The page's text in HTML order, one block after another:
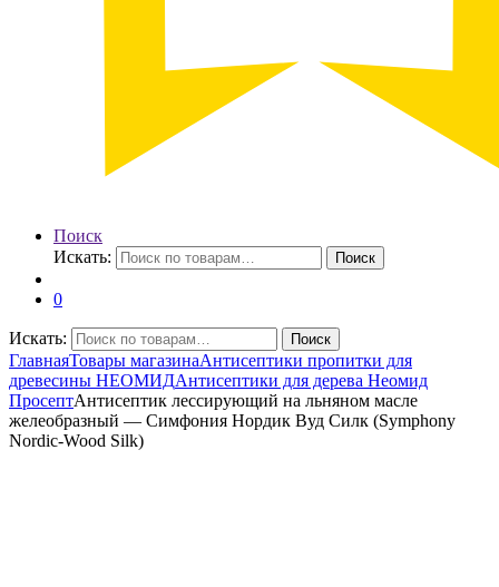
Поиск
Искать:
Поиск
0
Искать: Поиск
ГлавнаяТовары магазинаАнтисептики пропитки для
древесины НЕОМИДАнтисептики для дерева Неомид
ПросептАнтисептик лессирующий на льняном масле
желеобразный — Симфония Нордик Вуд Силк (Symphony
Nordic-Wood Silk)